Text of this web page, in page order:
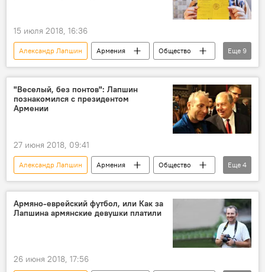
15 июля 2018, 16:36
Александр Лапшин Армения
Общество
В мире
Политика
Гянджа
убийство
покушение
проблема
мэр
блогер нефть
Еще 9
"Веселый, без понтов": Лапшин
познакомился с президентом
Армении
27 июня 2018, 09:41
Александр Лапшин Армения
Общество
В мире
Политика
Вашингтон
Армен Саркисян
Еще 4
Армяно-еврейский футбол, или Как за
Лапшина армянские девушки платили
26 июня 2018, 17:56